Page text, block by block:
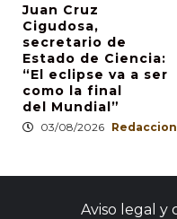
Juan Cruz
Cigudosa,
secretario de
Estado de Ciencia:
“El eclipse va a ser
como la final
del Mundial”
03/08/2026 Redaccion
Aviso legal y